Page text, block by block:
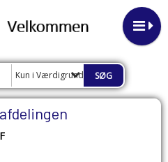
Kun i Værdigrundlag